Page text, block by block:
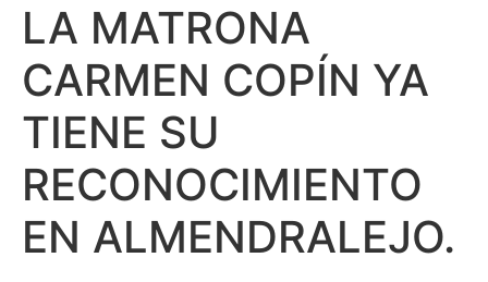
LA MATRONA
CARMEN COPÍN YA
TIENE SU
RECONOCIMIENTO
EN ALMENDRALEJO.